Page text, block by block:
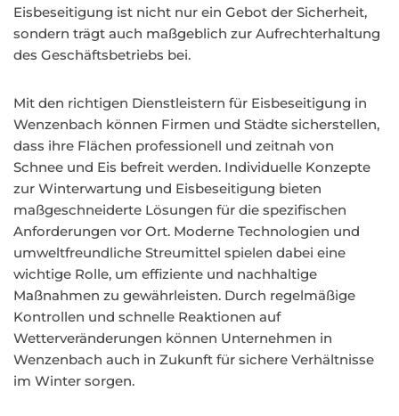
Eisbeseitigung ist nicht nur ein Gebot der Sicherheit,
sondern trägt auch maßgeblich zur Aufrechterhaltung
des Geschäftsbetriebs bei.
Mit den richtigen Dienstleistern für Eisbeseitigung in
Wenzenbach können Firmen und Städte sicherstellen,
dass ihre Flächen professionell und zeitnah von
Schnee und Eis befreit werden. Individuelle Konzepte
zur Winterwartung und Eisbeseitigung bieten
maßgeschneiderte Lösungen für die spezifischen
Anforderungen vor Ort. Moderne Technologien und
umweltfreundliche Streumittel spielen dabei eine
wichtige Rolle, um effiziente und nachhaltige
Maßnahmen zu gewährleisten. Durch regelmäßige
Kontrollen und schnelle Reaktionen auf
Wetterveränderungen können Unternehmen in
Wenzenbach auch in Zukunft für sichere Verhältnisse
im Winter sorgen.